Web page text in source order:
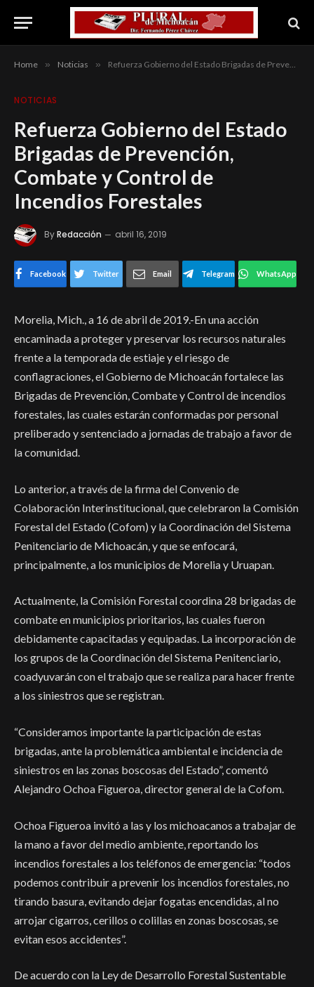
Home » Noticias » Refuerza Gobierno del Estado Brigadas de Prevención, Combate y Control de Incendios Forestales
NOTICIAS
Refuerza Gobierno del Estado
Brigadas de Prevención,
Combate y Control de
Incendios Forestales
ByRedacción abril 16, 2019
Facebook Twitter Email Telegram WhatsApp
Morelia, Mich., a 16 de abril de 2019.-En una acción
encaminada a proteger y preservar los recursos naturales
frente a la temporada de estiaje y el riesgo de
conflagraciones, el Gobierno de Michoacán fortalece las
Brigadas de Prevención, Combate y Control de incendios
forestales, las cuales estarán conformadas por personal
preliberado y sentenciado a jornadas de trabajo a favor de
la comunidad.
Lo anterior, a través de la firma del Convenio de
Colaboración Interinstitucional, que celebraron la Comisión
Forestal del Estado (Cofom) y la Coordinación del Sistema
Penitenciario de Michoacán, y que se enfocará,
principalmente, a los municipios de Morelia y Uruapan.
Actualmente, la Comisión Forestal coordina 28 brigadas de
combate en municipios prioritarios, las cuales fueron
debidamente capacitadas y equipadas. La incorporación de
los grupos de la Coordinación del Sistema Penitenciario,
coadyuvarán con el trabajo que se realiza para hacer frente
a los siniestros que se registran.
“Consideramos importante la participación de estas
brigadas, ante la problemática ambiental e incidencia de
siniestros en las zonas boscosas del Estado”, comentó
Alejandro Ochoa Figueroa, director general de la Cofom.
Ochoa Figueroa invitó a las y los michoacanos a trabajar de
la mano a favor del medio ambiente, reportando los
incendios forestales a los teléfonos de emergencia: “todos
podemos contribuir a prevenir los incendios forestales, no
tirando basura, evitando dejar fogatas encendidas, al no
arrojar cigarros, cerillos o colillas en zonas boscosas, se
evitan esos accidentes”.
De acuerdo con la Ley de Desarrollo Forestal Sustentable